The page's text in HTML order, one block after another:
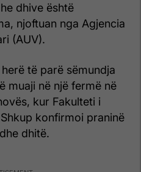
dhive është
njoftuan nga Agjencia
(AUV).
të parë sëmundja
muaji në një fermë në
kur Fakulteti i
konfirmoi praninë
dhitë.